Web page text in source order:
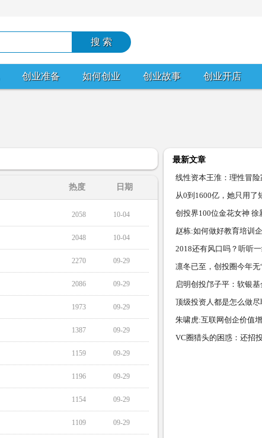
创业准备 如何创业 创业故事 创业开店
日期
热度
10-04
2058
10-04
2048
09-29
2270
09-29
2086
09-29
1973
09-29
1387
09-29
1159
09-29
1196
09-29
1154
09-29
1109
最新文章
线性资本王淮：理性冒
从0到1600亿，她只用了
圈
创投界100位金花女神 徐
赵栋:如何做好教育培训
2018还有风口吗？听听
凛冬已至，创投圈今年无
启明创投邝子平：软银
性变化
顶级投资人都是怎么做尽
朱啸虎:互联网创企价值
奇怪
VC圈猎头的困惑：还招